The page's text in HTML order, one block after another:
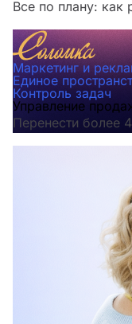
Все по плану: как
Маркетинг и
Единое
Контроль задач
Управление
Перенести более